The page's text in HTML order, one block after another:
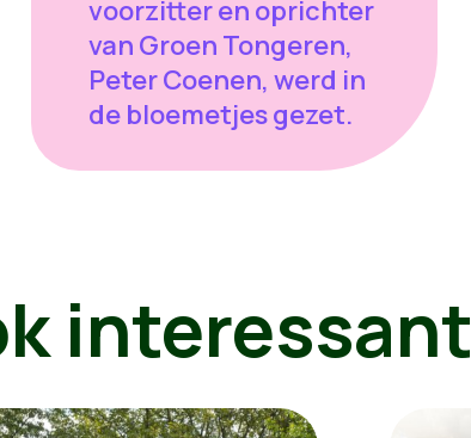
voorzitter en oprichter
van Groen Tongeren,
Peter Coenen, werd in
de bloemetjes gezet.
interessant